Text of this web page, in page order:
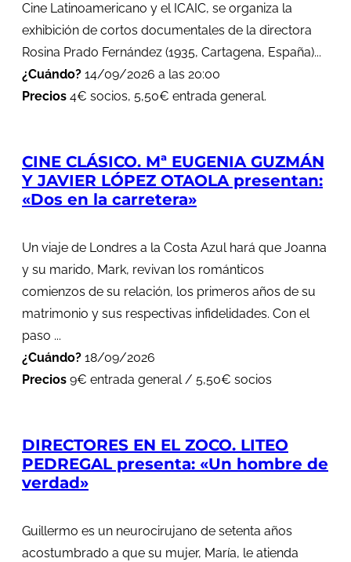
Cine Latinoamericano y el ICAIC, se organiza la
exhibición de cortos documentales de la directora
Rosina Prado Fernández (1935, Cartagena, España)...
¿Cuándo? 14/09/2026 a las 20:00
Precios 4€ socios, 5,50€ entrada general.
CINE CLÁSICO. Mª EUGENIA GUZMÁN
Y JAVIER LÓPEZ OTAOLA presentan:
«Dos en la carretera»
Un viaje de Londres a la Costa Azul hará que Joanna
y su marido, Mark, revivan los románticos
comienzos de su relación, los primeros años de su
matrimonio y sus respectivas infidelidades. Con el
paso ...
¿Cuándo? 18/09/2026
Precios 9€ entrada general / 5,50€ socios
DIRECTORES EN EL ZOCO. LITEO
PEDREGAL presenta: «Un hombre de
verdad»
Guillermo es un neurocirujano de setenta años
acostumbrado a que su mujer, María, le atienda